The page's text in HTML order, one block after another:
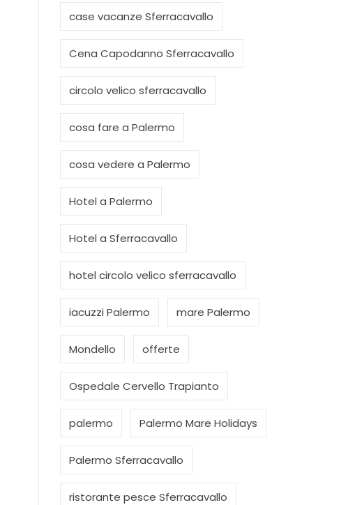
case vacanze Sferracavallo
Cena Capodanno Sferracavallo
circolo velico sferracavallo
cosa fare a Palermo
cosa vedere a Palermo
Hotel a Palermo
Hotel a Sferracavallo
hotel circolo velico sferracavallo
iacuzzi Palermo mare Palermo
Mondello offerte
Ospedale Cervello Trapianto
palermo Palermo Mare Holidays
Palermo Sferracavallo
ristorante pesce Sferracavallo